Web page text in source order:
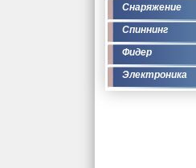
Снаряжение
Спиннинг
Фидер
Электроника